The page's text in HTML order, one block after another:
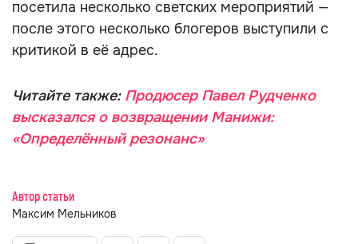
посетила несколько светских мероприятий —
после этого несколько блогеров выступили с
критикой в её адрес.
Читайте также: Продюсер Павел Рудченко
высказался о возвращении Манижи:
«Определённый резонанс»
Автор статьи
Максим Мельников